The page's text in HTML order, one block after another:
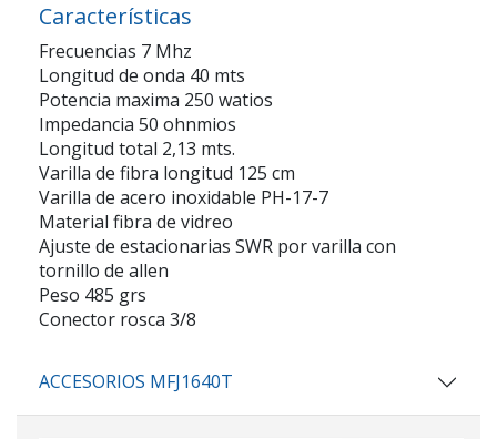
Características
Frecuencias 7 Mhz
Longitud de onda 40 mts
Potencia maxima 250 watios
Impedancia 50 ohnmios
Longitud total 2,13 mts.
Varilla de fibra longitud 125 cm
Varilla de acero inoxidable PH-17-7
Material fibra de vidreo
Ajuste de estacionarias SWR por varilla con
tornillo de allen
Peso 485 grs
Conector rosca 3/8
ACCESORIOS MFJ1640T